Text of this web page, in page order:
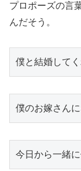
プロポーズの言
んだそう。
僕と結婚して
僕のお嫁さん
今日から一緒